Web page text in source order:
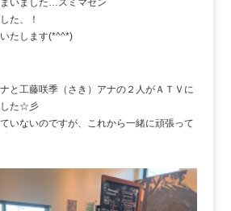
いました…スミマセン
た、！
たします(*^^*)
と工藤咲季（さき）アナの２人がＡＴＶに
した☆彡
いないのですが、これから一緒に頑張って